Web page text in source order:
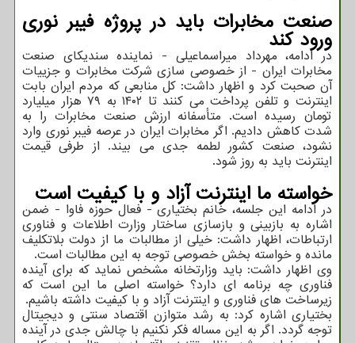
صنعت مخابرات باید در پروژه فیبر نوری
ورود کند
در ادامه، مهرداد میراسماعیلی - نماینده سندیکای صنعت
مخابرات ایران - از خصوصی سازی شرکت مخابرات و جزییات
آن صحبت کرد و اظهار داشت: کل منابعی که مردم ایران بابت
اینترنت و تلفن پرداخت می کنند تا ۱۴۰۲ به ۷۹ هزار میلیارد
تومان رسیده است. متأسفانه ارزش صنعت مخابرات را به
شدت کاهش دادیم. اگر مخابرات ایران در عرصه فیبر نوری وارد
نشود، صنعت کشور لطمه جدی می بیند. از طرفی قیمت
اینترنت باید به روز شود.
خواسته ما اینترنت آزاد و با کیفیت است
در ادامه این جلسه، خانم بختیاری - فعال حوزه فاوا - ضمن
اشاره به بازبینی و بازسازی ساختار وزارت اطلاعات و فناوری
ارتباطات، اظهار داشت: خیلی از مطالبات ما از دولت بلاتکلیف
مانده و خواسته بخش خصوصی توجه به این مطالبات است.
وی اظهار داشت: باید وزارتخانه مشخص نماید که برای آینده
فناوری چه برنامه ای دارد؟ خواسته اصلی ما این است که
زیرساخت های فناوری و اینترنت آزاد و با کیفیت داشته باشیم.
بختیاری اشاره کرد: به رشد متوازن اقتصاد سنتی و دیجیتال
توجه گردد. اگر به این مساله فکر نکنیم با چالش جدی در آینده